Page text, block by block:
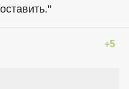
+5